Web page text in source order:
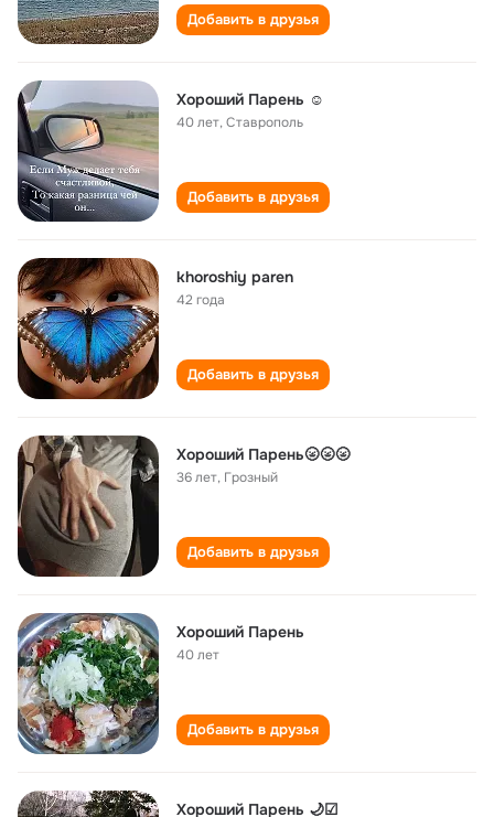
Добавить в друзья
Хороший Парень ☺️
40 лет,Ставрополь
Добавить в друзья
khoroshiy paren
42 года
Добавить в друзья
Хороший Парень🌝🌝🌝
36 лет, Грозный
Добавить в друзья
Хороший Парень
40 лет
Добавить в друзья
Хороший Парень 🌙☑